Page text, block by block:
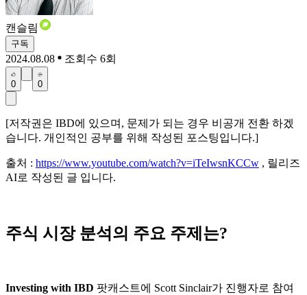
캔슬림
구독
2024.08.08 조회수 6회
0 0
[저작권은 IBD에 있으며, 문제가 되는 경우 비공개 전환 하겠
습니다. 개인적인 공부를 위해 작성된 포스팅입니다.]
출처 : https://www.youtube.com/watch?v=iTeIwsnKCCw , 릴리즈
AI로 작성된 글 입니다.
주식 시장 분석의 주요 주제는?
Investing with IBD 팟캐스트에 Scott Sinclair가 진행자로 참여